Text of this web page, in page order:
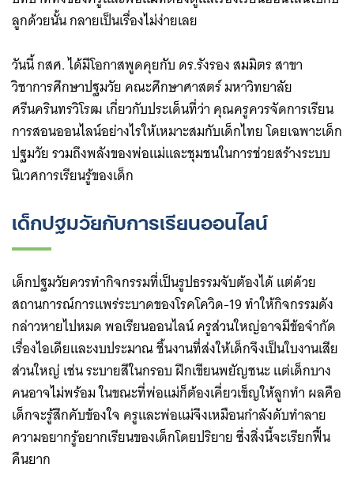
ลูกด้วยนั้น กลายเป็นเรื่องไม่ง่ายเลย
วันนี้ กสศ. ได้มีโอกาสพูดคุยกับ ดร.รังรอง สมมิตร สาขา
วิชาการศึกษาปฐมวัย คณะศึกษาศาสตร์ มหาวิทยาลัย
ศรีนครินทรวิโรฒ เกี่ยวกับประเด็นที่ว่า คุณครูควรจัดการเรียน
การสอนออนไลน์อย่างไรให้เหมาะสมกับเด็กไทย โดยเฉพาะเด็ก
ปฐมวัย รวมถึงพลังของพ่อแม่และชุมชนในการช่วยสร้างระบบ
นิเวศการเรียนรู้ของเด็ก
เด็กปฐมวัยกับการเรียนออนไลน์
เด็กปฐมวัยควรทำกิจกรรมที่เป็นรูปธรรมจับต้องได้ แต่ด้วย
สถานการณ์การแพร่ระบาดของโรคโควิด-19 ทำให้กิจกรรมดัง
กล่าวหายไปหมด พอเรียนออนไลน์ ครูส่วนใหญ่อาจมีข้อจำกัด
เรื่องไอเดียและงบประมาณ ชิ้นงานที่ส่งให้เด็กจึงเป็นใบงานเสีย
ส่วนใหญ่ เช่น ระบายสีในกรอบ ฝึกเขียนพยัญชนะ แต่เด็กบาง
คนอาจไม่พร้อม ในขณะที่พ่อแม่ก็ต้องเคี่ยวเข็ญให้ลูกทำ ผลคือ
เด็กจะรู้สึกคับข้องใจ ครูและพ่อแม่จึงเหมือนกำลังดับทำลาย
ความอยากรู้อยากเรียนของเด็กโดยปริยาย ซึ่งสิ่งนี้จะเรียกฟื้น
คืนยาก